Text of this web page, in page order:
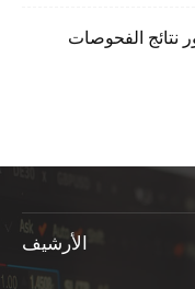
نتائج الفحوصات
الأرشيف